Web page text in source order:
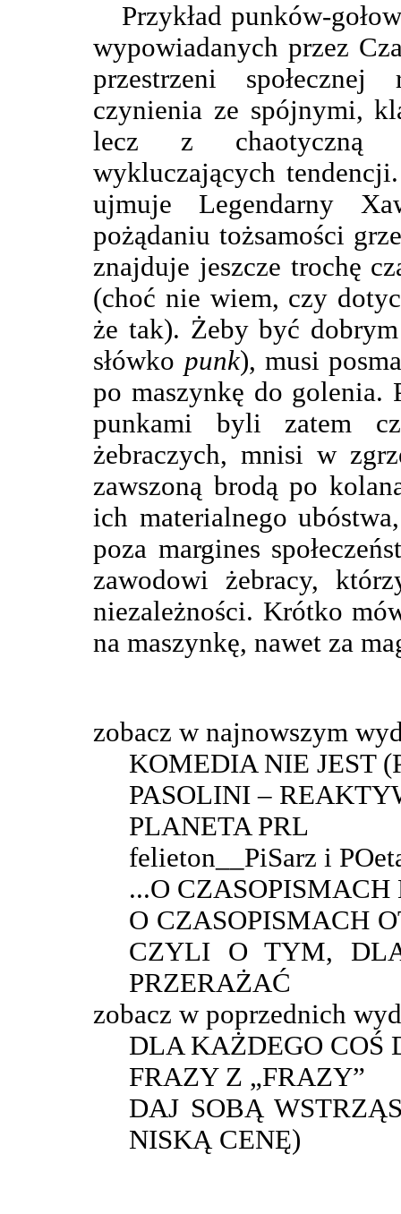
Przykład punków-
wypowiadanych przez
przestrzeni
czynienia ze spójnymi,
lecz z chaotyczną
wykluczających
ujmuje Legendarny
pożądaniu tożsamości
znajduje jeszcze trochę
(choć nie wiem, czy
że tak). Żeby być
słówko punk), musi
po maszynkę do golenia.
punkami byli zatem
żebraczych, mnisi w
zawszoną brodą po
ich materialnego
poza margines
zawodowi żebracy,
niezależności. Krótko
na maszynkę, nawet za
zobacz w najnowszym
KOMEDIA NIE JEST
PASOLINI –
PLANETA PRL
felieton__PiSarz i
...O
O CZASOPISMACH
CZYLI O TYM,
PRZERAŻAĆ
zobacz w poprzednich
DLA KAŻDEGO COŚ
FRAZY Z „FRAZY”
DAJ SOBĄ
NISKĄ CENĘ)